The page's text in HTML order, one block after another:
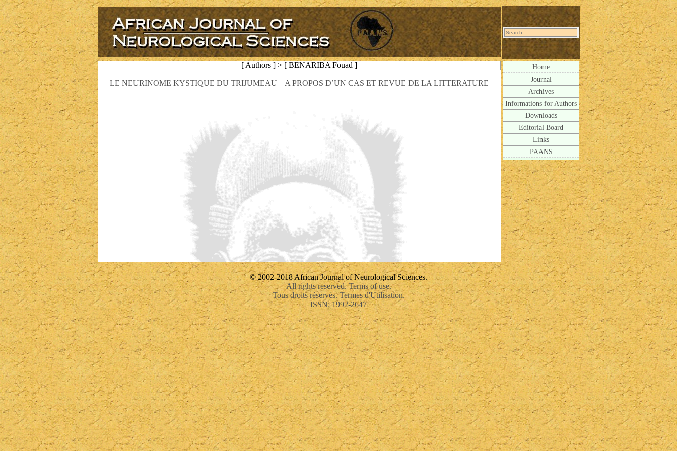
[ Authors ] > [ BENARIBA Fouad ]
LE NEURINOME KYSTIQUE DU TRIJUMEAU – A PROPOS D’UN CAS ET REVUE DE LA LITTERATURE
Home
Journal
Archives
Informations for Authors
Downloads
Editorial Board
Links
PAANS
© 2002-2018 African Journal of Neurological Sciences.
All rights reserved. Terms of use.
Tous droits réservés. Termes d'Utilisation.
ISSN: 1992-2647